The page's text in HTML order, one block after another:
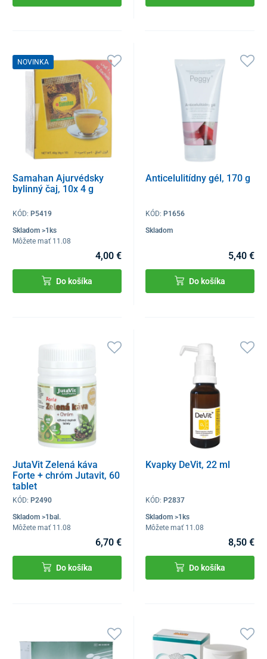
NOVINKA
Samahan Ajurvédsky
bylinný čaj, 10x 4 g
KÓD: P5419
Skladom >1ks
Môžete mať 11.08
4,00 €
Do košíka
Anticelulitídny gél, 170 g
KÓD: P1656
Skladom
5,40 €
Do košíka
JutaVit Zelená káva
Forte + chróm Jutavit, 60
tablet
KÓD: P2490
Skladom >1bal.
Môžete mať 11.08
6,70 €
Do košíka
Kvapky DeVit, 22 ml
KÓD: P2837
Skladom >1ks
Môžete mať 11.08
8,50 €
Do košíka